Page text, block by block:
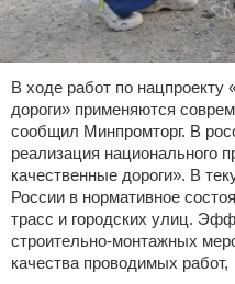
В ходе работ по нацпроекту
дороги» применяются
сообщил Минпромторг. В
реализация национального
качественные дороги». В
России в нормативное
трасс и городских улиц.
строительно-монтажных
качества проводимых работ,